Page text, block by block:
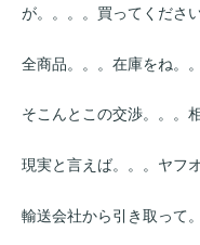
が。。。。買ってください
全商品。。。在庫をね。
そこんとこの交渉。。。
現実と言えば。。。ヤフ
輸送会社から引き取って